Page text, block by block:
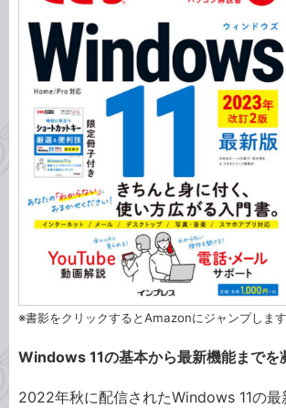
※書影をクリックするとAmazonにジャンプします
Windows 11の基本から最新機能までを
2022年秋に配信されたWindows 11の最